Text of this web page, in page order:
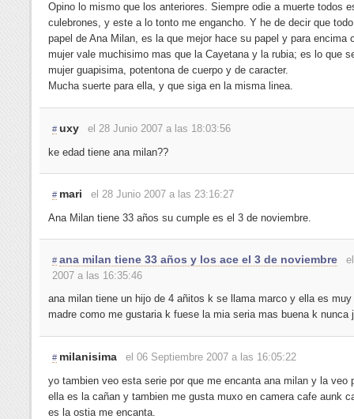
Opino lo mismo que los anteriores. Siempre odie a muerte todos
culebrones, y este a lo tonto me engancho. Y he de decir que
papel de Ana Milan, es la que mejor hace su papel y para encima
mujer vale muchisimo mas que la Cayetana y la rubia; es lo que
mujer guapisima, potentona de cuerpo y de caracter.
Mucha suerte para ella, y que siga en la misma linea.
# uxy
el 28 Junio 2007 a las 18:03:56
ke edad tiene ana milan??
# mari
el 28 Junio 2007 a las 23:16:27
Ana Milan tiene 33 años su cumple es el 3 de noviembre.
# ana milan tiene 33 años y los ace el 3 de noviembre
2007 a las 16:35:46
ana milan tiene un hijo de 4 añitos k se llama marco y ella es muy
madre como me gustaria k fuese la mia seria mas buena k nunca
# milanisima
el 06 Septiembre 2007 a las 16:05:22
yo tambien veo esta serie por que me encanta ana milan y la veo
ella es la cañan y tambien me gusta muxo en camera cafe aunk
es la ostia me encanta.